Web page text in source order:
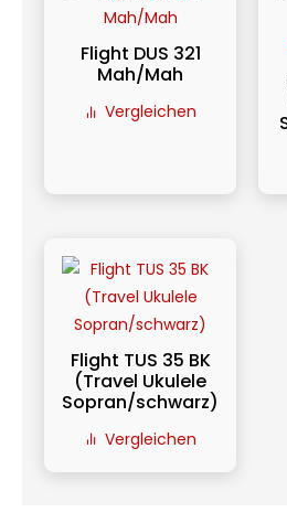
Flight DUS 321
Mah/Mah
Vergleichen
Flight TUS 35 BK
(Travel Ukulele
Sopran/schwarz)
Vergleichen